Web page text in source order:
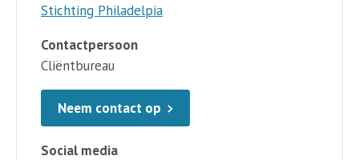
Stichting Philadelpia
Contactpersoon
Cliëntbureau
Neem contact op
Social media